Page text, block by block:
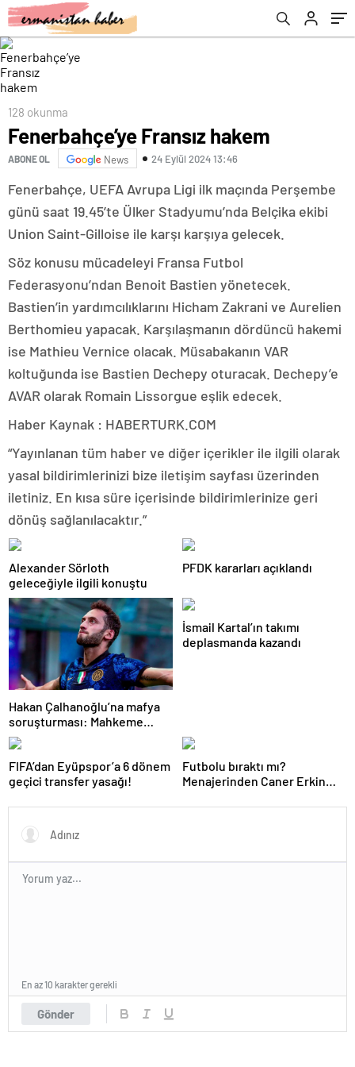
128 okunma
Fenerbahçe’ye Fransız hakem
ABONE OL News 24 Eylül 2024 13:46
Fenerbahçe, UEFA Avrupa Ligi ilk maçında Perşembe
günü saat 19.45’te Ülker Stadyumu’nda Belçika ekibi
Union Saint-Gilloise ile karşı karşıya gelecek.
Söz konusu mücadeleyi Fransa Futbol
Federasyonu’ndan Benoit Bastien yönetecek.
Bastien’in yardımcılıklarını Hicham Zakrani ve Aurelien
Berthomieu yapacak. Karşılaşmanın dördüncü hakemi
ise Mathieu Vernice olacak. Müsabakanın VAR
koltuğunda ise Bastien Dechepy oturacak. Dechepy’e
AVAR olarak Romain Lissorgue eşlik edecek.
Haber Kaynak : HABERTURK.COM
“Yayınlanan tüm haber ve diğer içerikler ile ilgili olarak
yasal bildirimlerinizi bize iletişim sayfası üzerinden
iletiniz. En kısa süre içerisinde bildirimlerinize geri
dönüş sağlanılacaktır.”
Alexander Sörloth
geleceğiyle ilgili konuştu
PFDK kararları açıklandı
Hakan Çalhanoğlu’na mafya
soruşturması: Mahkeme
cezasını açıkladı
İsmail Kartal’ın takımı
deplasmanda kazandı
FIFA’dan Eyüpspor’a 6 dönem
geçici transfer yasağı!
Futbolu bıraktı mı?
Menajerinden Caner Erkin
Gönder
En az 10 karakter gerekli